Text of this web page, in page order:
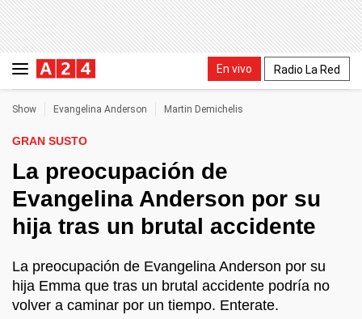
En vivo Radio La Red
Show Evangelina Anderson Martin Demichelis
GRAN SUSTO
La preocupación de
Evangelina Anderson por su
hija tras un brutal accidente
La preocupación de Evangelina Anderson por su
hija Emma que tras un brutal accidente podría no
volver a caminar por un tiempo. Enterate.